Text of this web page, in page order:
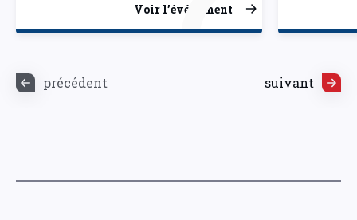
Voir l’événement
précédent suivant